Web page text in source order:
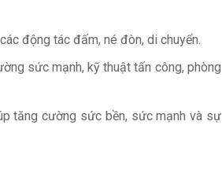
động tác đấm, né đòn, di chuyển.
sức mạnh, kỹ thuật tấn công, phòng
tăng cường sức bền, sức mạnh và sự